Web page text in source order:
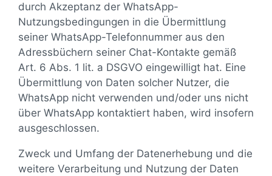
durch Akzeptanz der WhatsApp-
Nutzungsbedingungen in die Übermittlung
seiner WhatsApp-Telefonnummer aus den
Adressbüchern seiner Chat-Kontakte gemäß
Art. 6 Abs. 1 lit. a DSGVO eingewilligt hat. Eine
Übermittlung von Daten solcher Nutzer, die
WhatsApp nicht verwenden und/oder uns nicht
über WhatsApp kontaktiert haben, wird insofern
ausgeschlossen.
Zweck und Umfang der Datenerhebung und die
weitere Verarbeitung und Nutzung der Daten